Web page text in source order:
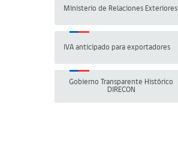
Ministerio de Relaciones Exteriores
IVA anticipado para exportadores
Gobierno Transparente Histórico
DIRECON